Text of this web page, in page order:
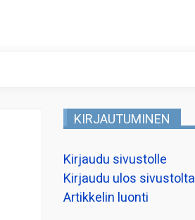
KIRJAUTUMINEN
Kirjaudu sivustolle
Kirjaudu ulos sivustolta
Artikkelin luonti